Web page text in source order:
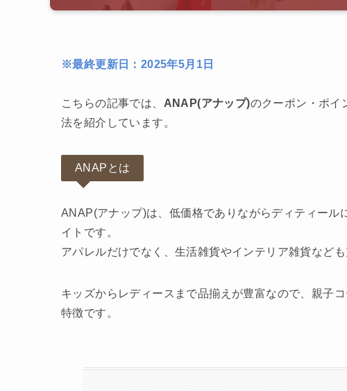
※最終更新日：2025年5月1日
こちらの記事では、 ANAP(アナップ)のクーポン・ポイ
法を紹介しています。
ANAPとは
ANAP(アナップ)は、低価格でありながらディティー
イトです。
アパレルだけでなく、生活雑貨やインテリア雑貨なども
キッズからレディースまで品揃えが豊富なので、親子
特徴です。